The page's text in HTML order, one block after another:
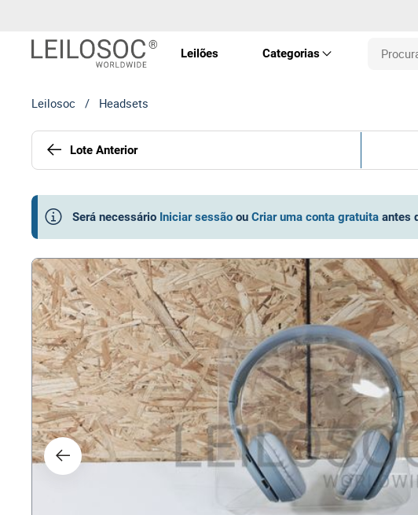
Leilões Categorias
Maquinaria
Arte e
Direitos
Tecnologia
Mobiliário e
Náutica
Leilosoc / Headsets
Lote Anterior
Será necessário Iniciar sessão ou Criar uma conta gratuita antes